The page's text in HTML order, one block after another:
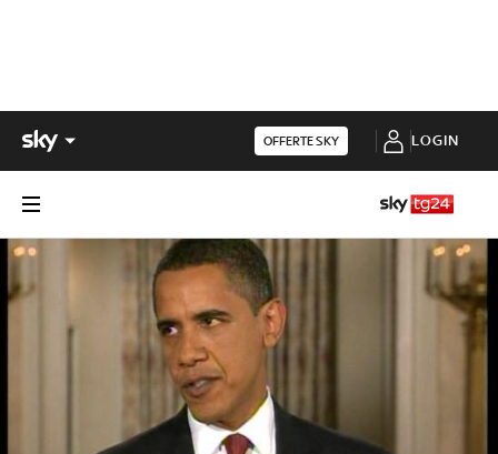
OFFERTE SKY LOGIN